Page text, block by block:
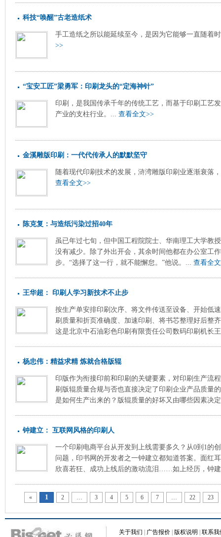
科技“唤醒”古老造纸术
手工造纸之所以能延续至今，是因为它能够一直随着
>>
“宝安工匠”梁勇军：印刷龙头的“定海神针”
印刷，是我国传承千年的传统工艺，而基于印刷工艺
产业的支柱行业。... 查看全文>>
金溪雕版印刷：一代代传承人的默默坚守
随着现代印刷技术的发展，浒湾雕版印刷业逐渐衰落
查看全文>>
陈克复：与造纸污染过招40年
虽已年过七旬，但中国工程院院士、华南理工大学教
没有减少。除了外出开会，其余时间他都在办公室工
步。“选择了这一行，就不能懈怠。”他说。... 查看全
王华超： 印刷人学习新技术不止步
按生产单安排印刷次序、将文件传送至设备、开始低
刷质量和折页准确度、加速印刷、将书芯整理好后
这是北京中石油彩色印刷有限责任公司数码印刷机长
杨忠伟：精益求精 炼就合格版辊
印版作为衔接印前和印刷的关键要素，对印刷生产流
刷版辊质量合规与否也直接决定了印刷企业产品质量
是如何生产出来的？版辊质量的好坏又由哪些因素决
钟建立： 互联网风格的印刷人
一个印刷电商平台从开发到上线需要多久？从0到1的
问题，印书网的开发者之一钟建立都知道答案。面红
欣喜若狂、成功上线后的激动流泪……如上经历，钟
« 1 2 … 3 4 5 6 7 … 22 23
关于我们 广告报价 版权说明 联系我